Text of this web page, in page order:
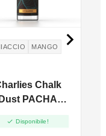
MANGO
Chalk
Dust PACHA
And Vape -
 Disponibile!
